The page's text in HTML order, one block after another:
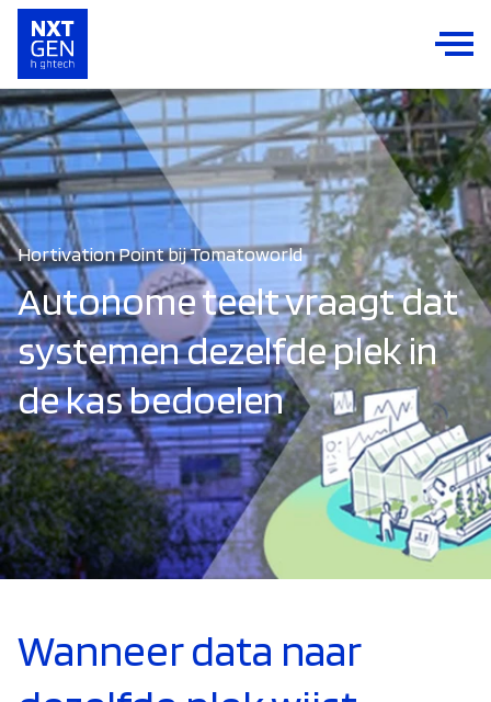
Hortivation Point bij Tomatoworld
Autonome teelt vraagt dat
systemen dezelfde plek in
de kas bedoelen
Wanneer data naar